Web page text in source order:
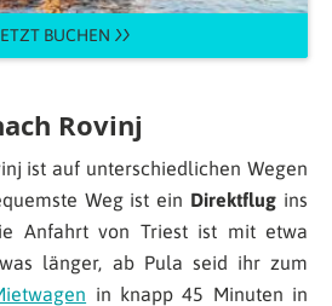
BUCHEN
Rovinj
ist auf unterschiedlichen Wegen
Weg ist ein Direktflug ins
Anfahrt von Triest ist mit etwa
länger, ab Pula seid ihr zum
in knapp 45 Minuten in